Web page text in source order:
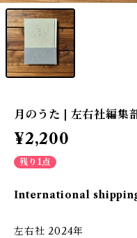
月のうた | 左右社編集
¥2,200
残り1点
International
左右社 2024年